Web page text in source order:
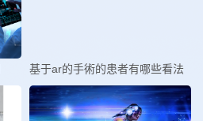
基于ar的手術的患者有哪些看法